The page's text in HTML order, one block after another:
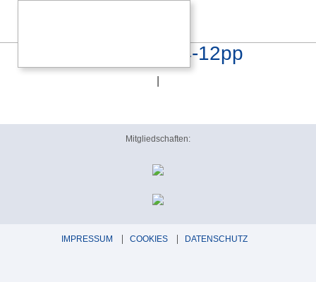
MiniMira-Nemko-V4-12pp
Mitgliedschaften:
IMPRESSUM COOKIES DATENSCHUTZ